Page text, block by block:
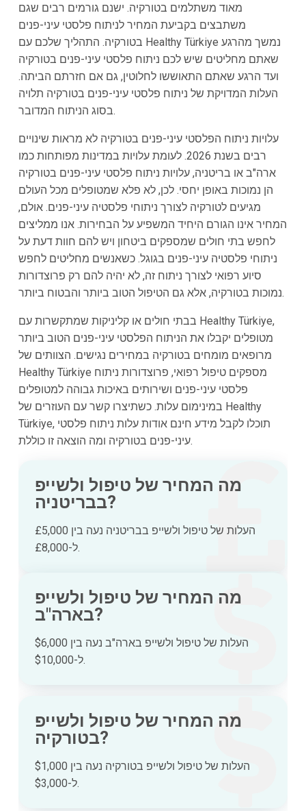
מאוד משתלמים בטורקיה. ישנם גורמים רבים שגם
משתבצים בקביעת המחיר לניתוח פלסטי עיני-פנים
בטורקיה. התהליך שלכם עם Healthy Türkiye נמשך מהרגע
שאתם מחליטים שיש לכם ניתוח פלסטי עיני-פנים בטורקיה
ועד הרגע שאתם התאוששו לחלוטין, גם אם חזרתם הביתה.
העלות המדויקת של ניתוח פלסטי עיני-פנים בטורקיה תלויה
בסוג הניתוח המדובר.
עלויות ניתוח הפלסטי עיני-פנים בטורקיה לא מראות שינויים
רבים בשנת 2026. לעומת עלויות במדינות מפותחות כמו
ארה"ב או בריטניה, עלויות ניתוח פלסטי עיני-פנים בטורקיה
הן נמוכות באופן יחסי. לכן, לא פלא שמטופלים מכל העולם
מגיעים לטורקיה לצורך ניתוחי פלסטיה עיני-פנים. אולם,
המחיר אינו הגורם היחיד המשפיע על הבחירות. אנו ממליצים
לחפש בתי חולים שמספקים ביטחון ויש להם חוות דעת על
ניתוחי פלסטיה עיני-פנים בגוגל. כשאנשים מחליטים לחפש
סיוע רפואי לצורך ניתוח זה, לא יהיה להם רק פרוצדורות
נמוכות בטורקיה, אלא גם הטיפול הטוב ביותר והבטוח ביותר.
בבתי חולים או קליניקות שמתקשרות עם Healthy Türkiye,
מטופלים יקבלו את הניתוח הפלסטי עיני-פנים הטוב ביותר
מרופאים מומחים בטורקיה במחירים נגישים. הצוותים של
Healthy Türkiye מספקים טיפול רפואי, פרוצדורות ניתוח
פלסטי עיני-פנים ושירותים באיכות גבוהה למטופלים
במינימום עלות. כשתיצרו קשר עם העוזרים של Healthy
Türkiye, תוכלו לקבל מידע חינם אודות עלות ניתוח פלסטי
עיני-פנים בטורקיה ומה הוצאה זו כוללת.
מה המחיר של טיפול ולשייפ
בבריטניה?
העלות של טיפול ולשייפ בבריטניה נעה בין £5,000
ל-£8,000.
מה המחיר של טיפול ולשייפ
בארה"ב?
העלות של טיפול ולשייפ בארה"ב נעה בין $6,000
ל-$10,000.
מה המחיר של טיפול ולשייפ
בטורקיה?
העלות של טיפול ולשייפ בטורקיה נעה בין $1,000
ל-$3,000.